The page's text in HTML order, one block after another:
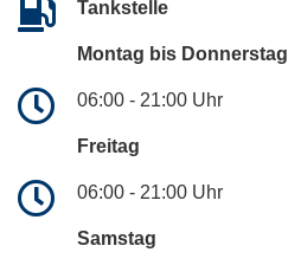
Tankstelle
Montag bis Donnerstag
06:00 - 21:00 Uhr
Freitag
06:00 - 21:00 Uhr
Samstag